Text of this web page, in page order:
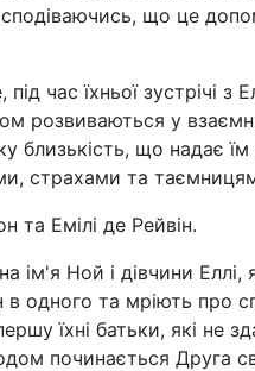
що це
час їхньої зустрічі з
розвиваються у
близькість, що надає їм
страхами та
та Емілі де Рейвін.
ім'я Ной і дівчини Еллі,
в одного та мріють про
їхні батьки, які не
починається Друга